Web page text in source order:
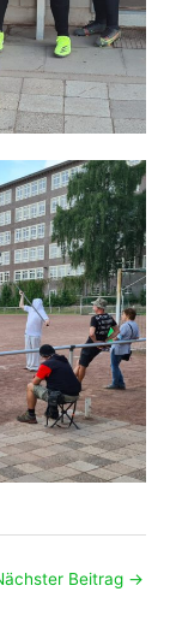
Beitrag →